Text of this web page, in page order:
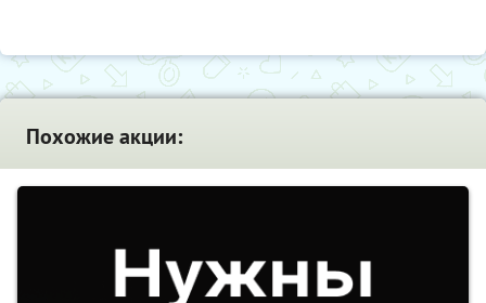
Похожие акции: